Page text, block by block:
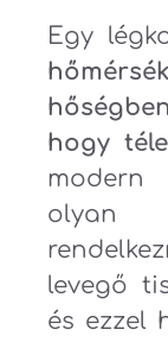
Egy
hőségben
hogy
modern
levegő
és ezzel